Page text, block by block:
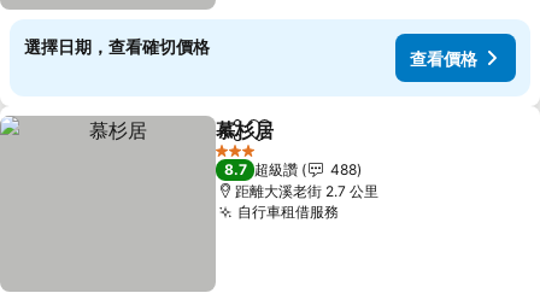
選擇日期，查看確切價格
查看價格
分享 加入我的最愛
慕杉居
3 星級
8.7 超級讚
488
距離大溪老街 2.7 公里
自行車租借服務